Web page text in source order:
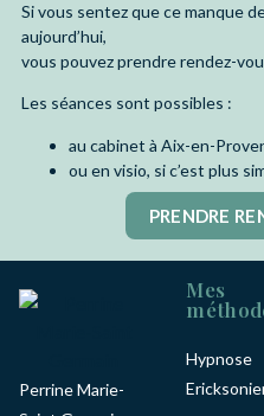
Si vous sentez que ce manque
aujourd’hui,
vous pouvez prendre rendez-
Les séances sont possibles :
au cabinet à Aix-en-
ou en visio, si c’est plus
PRENDRE
Perrine Marie-
Mes
Hypnose